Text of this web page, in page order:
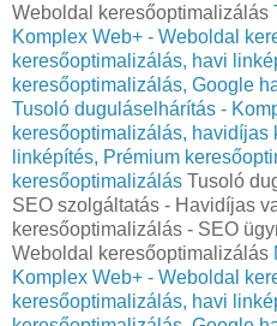
Weboldal keresőoptimalizálás
Komplex Web+ - Weboldal
keresőoptimalizálás, havi
keresőoptimalizálás, Google
Tusoló duguláselhárítás -
keresőoptimalizálás, havidíjas
linképítés, Prémium
keresőoptimalizálás Tusoló
SEO szolgáltatás - Havidíjas
keresőoptimalizálás - SEO
Weboldal keresőoptimalizálás
Komplex Web+ - Weboldal
keresőoptimalizálás, havi